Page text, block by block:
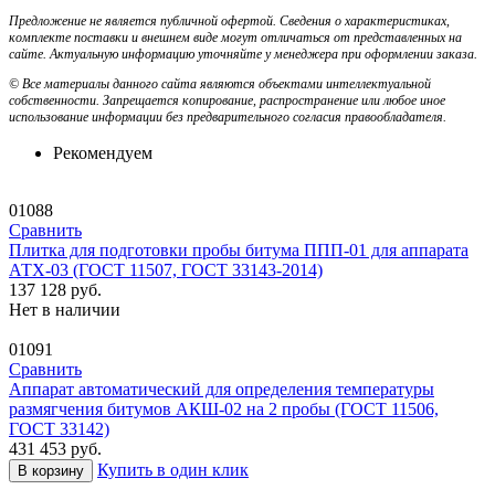
Предложение не является публичной офертой. Сведения о характеристиках,
комплекте поставки и внешнем виде могут отличаться от представленных на
сайте. Актуальную информацию уточняйте у менеджера при оформлении заказа.
© Все материалы данного сайта являются объектами интеллектуальной
собственности. Запрещается копирование, распространение или любое иное
использование информации без предварительного согласия правообладателя.
Рекомендуем
01088
Сравнить
Плитка для подготовки пробы битума ППП-01 для аппарата
АТХ-03 (ГОСТ 11507, ГОСТ 33143-2014)
137 128 руб.
Нет в наличии
01091
Сравнить
Аппарат автоматический для определения температуры
размягчения битумов АКШ-02 на 2 пробы (ГОСТ 11506,
ГОСТ 33142)
431 453 руб.
В корзину Купить в один клик